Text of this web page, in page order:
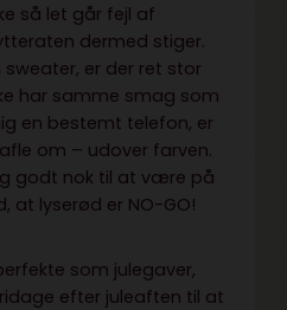
så let går fejl af
dermed stiger.
sweater, er der ret stor
har samme smag som
en bestemt telefon, er
om – udover farven.
godt nok til at være på
at lyserød er NO-GO!
som julegaver,
efter juleaften til at